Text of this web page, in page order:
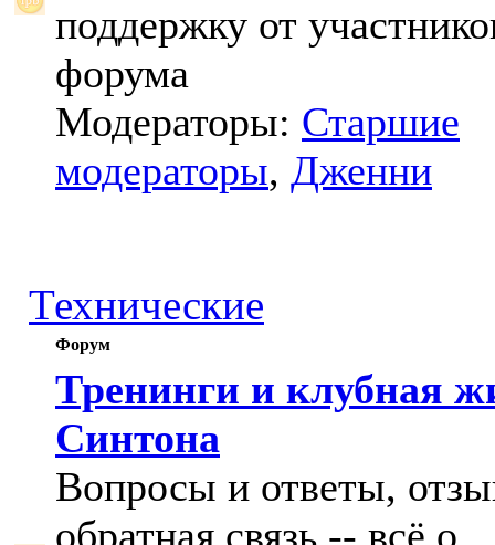
поддержку от
форума
Модераторы: Старшие
модераторы, Дженни
Технические
Форум
Тренинги и клубная
Синтона
Вопросы и ответы,
обратная связь -- всё о